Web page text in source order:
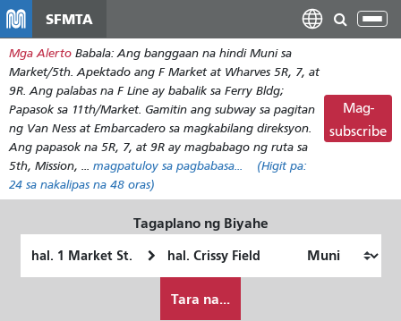
pangunahing
nilalaman
SFMTA
I-
Mga Alerto Babala: Ang banggaan na hindi Muni sa
Market/5th. Apektado ang F Market at Wharves 5R, 7, at
9R. Ang palabas na F Line ay babalik sa Ferry Bldg;
Papasok sa 11th/Market. Gamitin ang subway sa pagitan
ng Van Ness at Embarcadero sa magkabilang direksyon.
Ang papasok na 5R, 7, at 9R ay magbabago ng ruta sa
5th, Mission, ... magpatuloy sa pagbabasa...
(Higit pa:
24 sa nakalipas na 48 oras)
Mag-
subscribe
Tagaplano ng Biyahe
ko
Tara na...